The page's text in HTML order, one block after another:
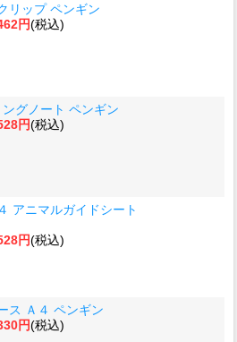
リップ ペンギン
円(税込)
グノート ペンギン
円(税込)
アニマルガイドシート
円(税込)
ス Ａ４ ペンギン
円(税込)